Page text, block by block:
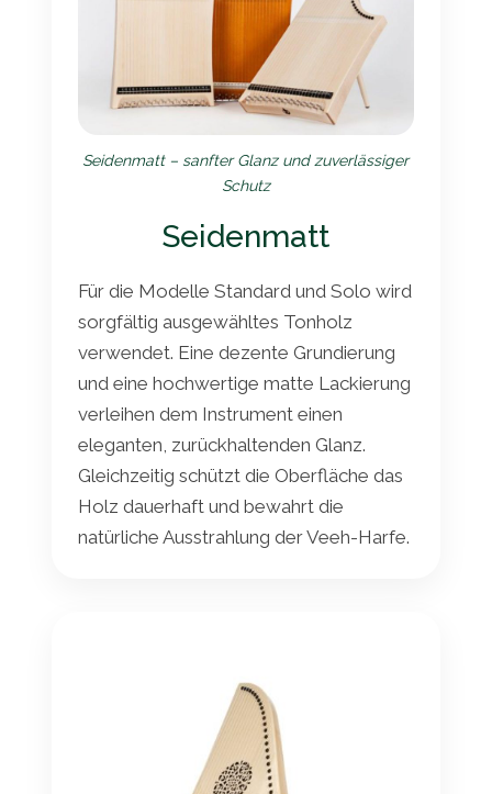
Seidenmatt – sanfter Glanz und zuverlässiger
Schutz
Seidenmatt
Für die Modelle Standard und Solo wird
sorgfältig ausgewähltes Tonholz
verwendet. Eine dezente Grundierung
und eine hochwertige matte Lackierung
verleihen dem Instrument einen
eleganten, zurückhaltenden Glanz.
Gleichzeitig schützt die Oberfläche das
Holz dauerhaft und bewahrt die
natürliche Ausstrahlung der Veeh-Harfe.